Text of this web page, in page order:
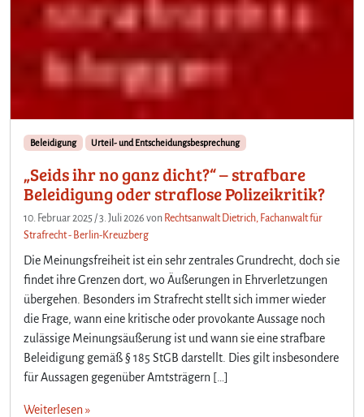
Beleidigung Urteil- und Entscheidungsbesprechung
„Seids ihr no ganz dicht?“ – strafbare
Beleidigung oder straflose Polizeikritik?
10. Februar 2025 /3. Juli 2026 von Rechtsanwalt Dietrich, Fachanwalt für
Strafrecht - Berlin-Kreuzberg
Die Meinungsfreiheit ist ein sehr zentrales Grundrecht, doch sie
findet ihre Grenzen dort, wo Äußerungen in Ehrverletzungen
übergehen. Besonders im Strafrecht stellt sich immer wieder
die Frage, wann eine kritische oder provokante Aussage noch
zulässige Meinungsäußerung ist und wann sie eine strafbare
Beleidigung gemäß § 185 StGB darstellt. Dies gilt insbesondere
für Aussagen gegenüber Amtsträgern […]
Weiterlesen »